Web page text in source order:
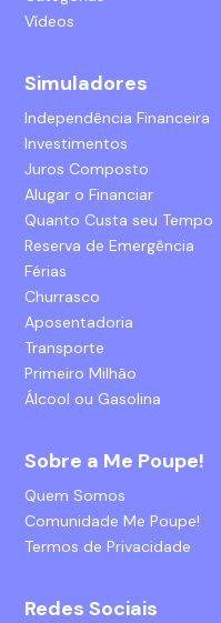
Vídeos
Simuladores
Independência Financeira
Investimentos
Juros Composto
Alugar o Financiar
Quanto Custa seu Tempo
Reserva de Emergência
Férias
Churrasco
Aposentadoria
Transporte
Primeiro Milhão
Álcool ou Gasolina
Sobre a Me Poupe!
Quem Somos
Comunidade Me Poupe!
Termos de Privacidade
Redes Sociais